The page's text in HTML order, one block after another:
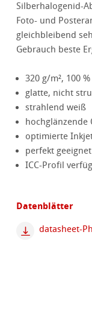
Silberhalogenid-
Foto- und
gleichbleibend
Gebrauch beste
320 g/m², 100
glatte, nicht
strahlend weiß
hochglänzende
optimierte
perfekt
ICC-Profil
Datenblätter
datasheet-